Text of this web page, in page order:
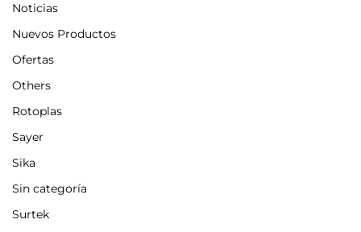
Noticias
Nuevos Productos
Ofertas
Others
Rotoplas
Sayer
Sika
Sin categoría
Surtek